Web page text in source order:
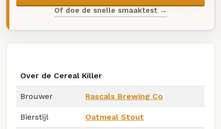
Of doe de snelle smaaktest →
Over de Cereal Killer
Brouwer Rascals Brewing Co
Bierstijl Oatmeal Stout